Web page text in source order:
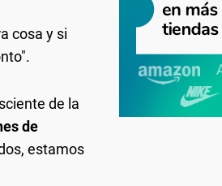
cosa y si
de la
de
estamos